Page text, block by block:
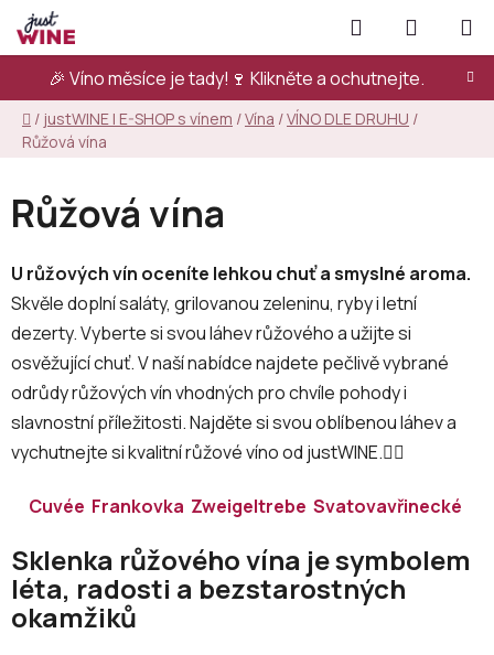
Přejít
na
obsah
🎉 Víno měsíce je tady!🍷 Klikněte a ochutnejte.
Hledat
KOŠÍK
Domů
/ justWINE | E-SHOP s vínem /Vína /VÍNO DLE DRUHU /
Růžová vína
Růžová vína
U růžových vín oceníte lehkou chuť a smyslné aroma.
Skvěle doplní saláty, grilovanou zeleninu, ryby i letní
dezerty. Vyberte si svou láhev růžového a užijte si
osvěžující chuť. V naší nabídce najdete pečlivě vybrané
odrůdy růžových vín vhodných pro chvíle pohody i
slavnostní příležitosti. Najděte si svou oblíbenou láhev a
vychutnejte si kvalitní růžové víno od justWINE.👇🏻
Cuvée Frankovka Zweigeltrebe Svatovavřinecké
Sklenka růžového vína je symbolem
léta, radosti a bezstarostných
okamžiků